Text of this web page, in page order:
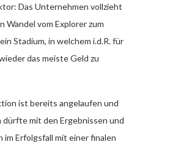
Das Unternehmen vollzieht
Wandel vom Explorer zum
Stadium, in welchem i.d.R. für
das meiste Geld zu
ist bereits angelaufen und
dürfte mit den Ergebnissen und
im Erfolgsfall mit einer finalen